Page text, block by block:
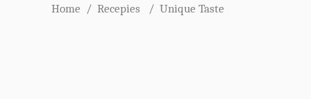
Home / Recepies / Unique Taste